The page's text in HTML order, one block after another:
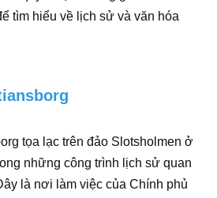
tìm hiểu về lịch sử và văn hóa
tọa lạc trên đảo Slotsholmen ở
những công trình lịch sử quan
là nơi làm việc của Chính phủ